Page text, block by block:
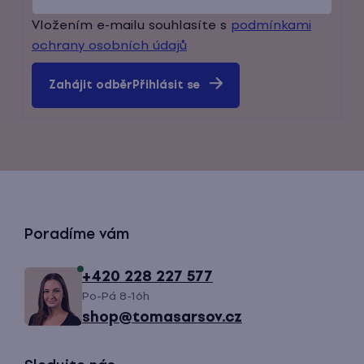
Vložením e-mailu souhlasíte s podmínkami
ochrany osobních údajů
Přihlásit se
Poradíme vám
+420 228 227 577
Po-Pá 8-16h
shop@tomasarsov.cz